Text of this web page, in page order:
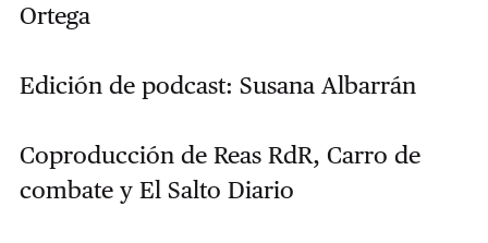
Ortega
Edición de podcast: Susana Albarrán
Coproducción de Reas RdR, Carro de
combate y El Salto Diario